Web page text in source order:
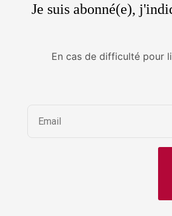
Je suis abonné(e),
En cas de difficulté pour